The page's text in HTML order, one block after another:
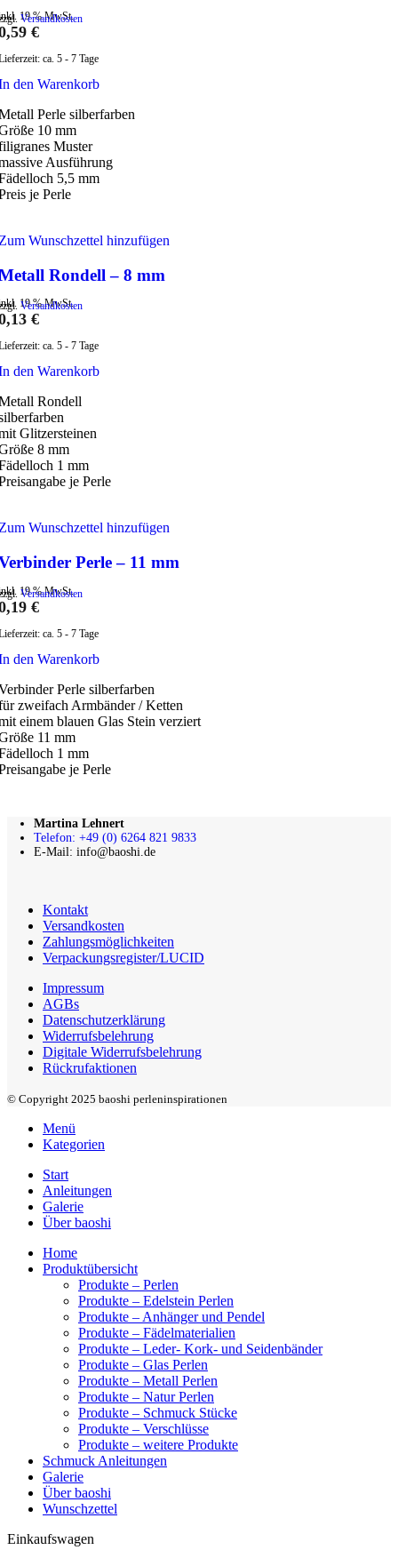
19 % MwSt.
Versandkosten
€
ca. 5 - 7 Tage
den Warenkorb
Perle silberfarben
10 mm
Muster
Ausführung
5,5 mm
je Perle
Wunschzettel hinzufügen
Rondell – 8 mm
19 % MwSt.
Versandkosten
€
ca. 5 - 7 Tage
den Warenkorb
Rondell
Glitzersteinen
8 mm
1 mm
je Perle
Wunschzettel hinzufügen
Perle – 11 mm
19 % MwSt.
Versandkosten
€
ca. 5 - 7 Tage
den Warenkorb
Perle silberfarben
zweifach Armbänder / Ketten
einem blauen Glas Stein verziert
11 mm
1 mm
je Perle
Martina Lehnert
Telefon: +49 (0) 6264 821 9833
E-Mail: info@baoshi.de
Kontakt
Versandkosten
Zahlungsmöglichkeiten
Verpackungsregister/LUCID
Impressum
AGBs
Datenschutzerklärung
Widerrufsbelehrung
Digitale Widerrufsbelehrung
Rückrufaktionen
© Copyright 2025 baoshi perleninspirationen
Menü
Kategorien
Start
Anleitungen
Galerie
Über baoshi
Home
Produktübersicht
Produkte – Perlen
Produkte – Edelstein Perlen
Produkte – Anhänger und Pendel
Produkte – Fädelmaterialien
Produkte – Leder- Kork- und Seidenbänder
Produkte – Glas Perlen
Produkte – Metall Perlen
Produkte – Natur Perlen
Produkte – Schmuck Stücke
Produkte – Verschlüsse
Produkte – weitere Produkte
Schmuck Anleitungen
Galerie
Über baoshi
Wunschzettel
Einkaufswagen